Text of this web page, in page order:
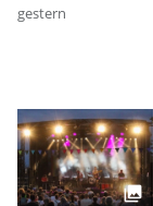
gestern